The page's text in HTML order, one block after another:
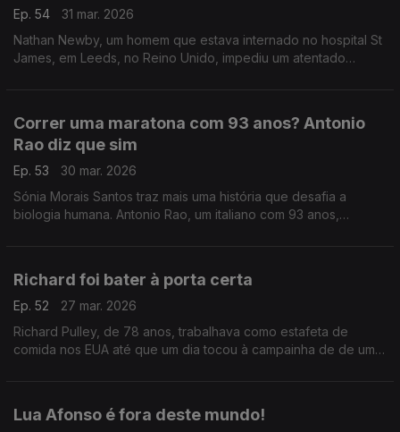
Ep. 54
31 mar. 2026
Nathan Newby, um homem que estava internado no hospital St
James, em Leeds, no Reino Unido, impediu um atentado
Correr uma maratona com 93 anos? Antonio
Rao diz que sim
Ep. 53
30 mar. 2026
Sónia Morais Santos traz mais uma história que desafia a
biologia humana. Antonio Rao, um italiano com 93 anos,
Richard foi bater à porta certa
Ep. 52
27 mar. 2026
Richard Pulley, de 78 anos, trabalhava como estafeta de
comida nos EUA até que um dia tocou à campainha de de uma
Lua Afonso é fora deste mundo!